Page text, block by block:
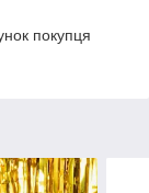
покупця